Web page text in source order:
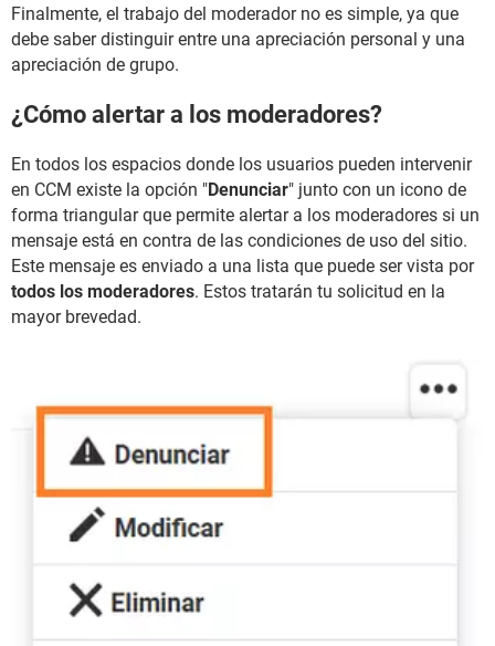
Finalmente, el trabajo del moderador no es simple, ya que
debe saber distinguir entre una apreciación personal y una
apreciación de grupo.
¿Cómo alertar a los moderadores?
En todos los espacios donde los usuarios pueden intervenir
en CCM existe la opción "Denunciar" junto con un icono de
forma triangular que permite alertar a los moderadores si un
mensaje está en contra de las condiciones de uso del sitio.
Este mensaje es enviado a una lista que puede ser vista por
todos los moderadores. Estos tratarán tu solicitud en la
mayor brevedad.